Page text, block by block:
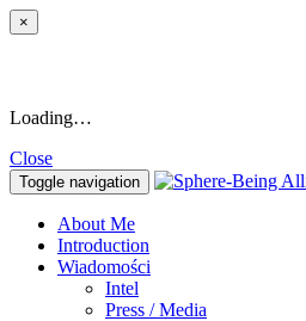
×
Loading…
Close
Toggle navigation
About Me
Introduction
Wiadomości
Intel
Press / Media